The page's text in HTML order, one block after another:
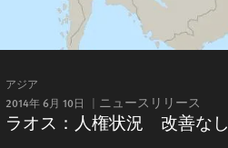
アジア
2014年 6月 10日
ニュースリリース
ラオス：人権状況 改善なし